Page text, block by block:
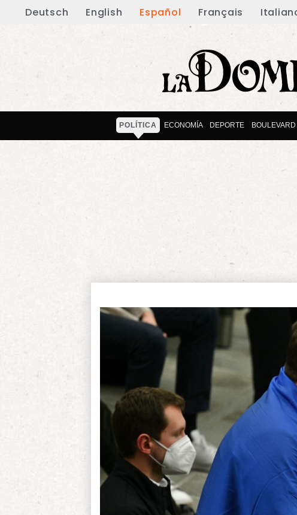
Deutsch English Español Français
POLÍTICA ECONOMÍA DEPORTE BOULEVARD